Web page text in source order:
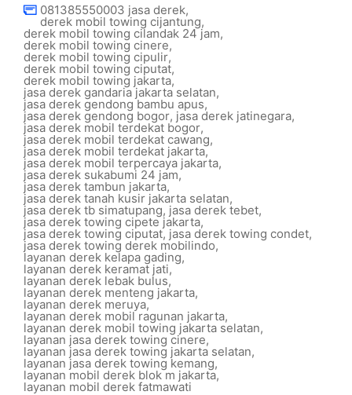
081385550003 jasa derek,
derek mobil towing cijantung,
derek mobil towing cilandak 24 jam,
derek mobil towing cinere,
derek mobil towing cipulir,
derek mobil towing ciputat,
derek mobil towing jakarta,
jasa derek gandaria jakarta selatan,
jasa derek gendong bambu apus,
jasa derek gendong bogor, jasa derek jatinegara,
jasa derek mobil terdekat bogor,
jasa derek mobil terdekat cawang,
jasa derek mobil terdekat jakarta,
jasa derek mobil terpercaya jakarta,
jasa derek sukabumi 24 jam,
jasa derek tambun jakarta,
jasa derek tanah kusir jakarta selatan,
jasa derek tb simatupang, jasa derek tebet,
jasa derek towing cipete jakarta,
jasa derek towing ciputat, jasa derek towing condet,
jasa derek towing derek mobilindo,
layanan derek kelapa gading,
layanan derek keramat jati,
layanan derek lebak bulus,
layanan derek menteng jakarta,
layanan derek meruya,
layanan derek mobil ragunan jakarta,
layanan derek mobil towing jakarta selatan,
layanan jasa derek towing cinere,
layanan jasa derek towing jakarta selatan,
layanan jasa derek towing kemang,
layanan mobil derek blok m jakarta,
layanan mobil derek fatmawati